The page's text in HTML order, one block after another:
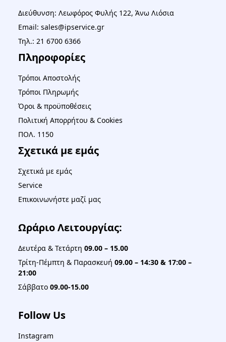
Διεύθυνση: Λεωφόρος Φυλής 122, Άνω Λιόσια
Email: sales@ipservice.gr
Τηλ.: 21 6700 6366
Πληροφορίες
Τρόποι Αποστολής
Τρόποι Πληρωμής
Όροι & προϋποθέσεις
Πολιτική Απορρήτου & Cookies
ΠΟΛ. 1150
Σχετικά με εμάς
Σχετικά με εμάς
Service
Επικοινωνήστε μαζί μας
Ωράριο Λειτουργίας:
Δευτέρα & Τετάρτη 09.00 – 15.00
Τρίτη-Πέμπτη & Παρασκευή 09.00 – 14:30 & 17:00 –
21:00
Σάββατο 09.00-15.00
Follow Us
Instagram